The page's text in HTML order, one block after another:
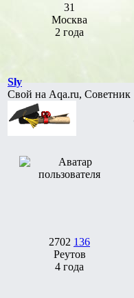
31
Москва
2 года
Sly
Свой на Aqa.ru, Советник
2702 136
Реутов
4 года